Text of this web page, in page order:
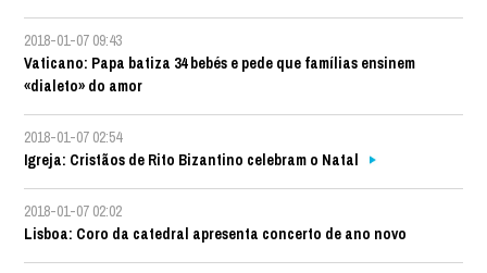
2018-01-07 09:43
Vaticano: Papa batiza 34 bebés e pede que famílias ensinem
«dialeto» do amor
2018-01-07 02:54
Igreja: Cristãos de Rito Bizantino celebram o Natal
2018-01-07 02:02
Lisboa: Coro da catedral apresenta concerto de ano novo